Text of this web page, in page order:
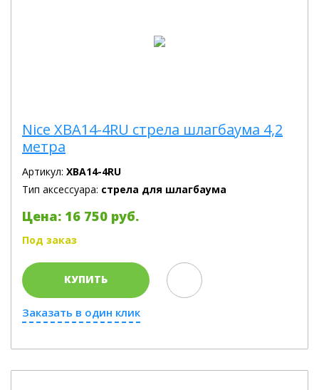
Nice XBA14-4RU стрела шлагбаума 4,2
метра
Артикул: XBA14-4RU
Тип аксессуара: стрела для шлагбаума
Цена: 16 750 руб.
Под заказ
КУПИТЬ
Заказать в один клик